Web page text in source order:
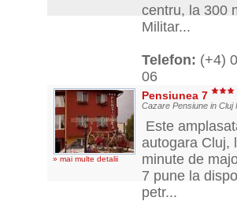
centru, la 300
Militar...
Telefon: (+4)
06
» mai multe detalii
Pensiunea 7
Cazare Pensiune in Cluj
Este
autogara Cluj,
minute de
7 pune la
petr...